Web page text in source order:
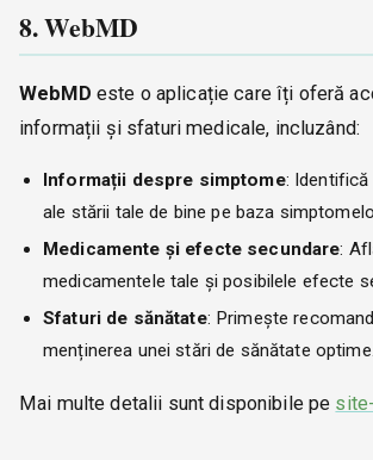
8. WebMD
WebMD este o aplicație care îți oferă
informații și sfaturi medicale, incluzând:
Informații despre simptome: Identifică
ale stării tale de bine pe baza
Medicamente și efecte secundare:
medicamentele tale și posibilele efecte
Sfaturi de sănătate: Primește
menținerea unei stări de sănătate optime.
Mai multe detalii sunt disponibile pe